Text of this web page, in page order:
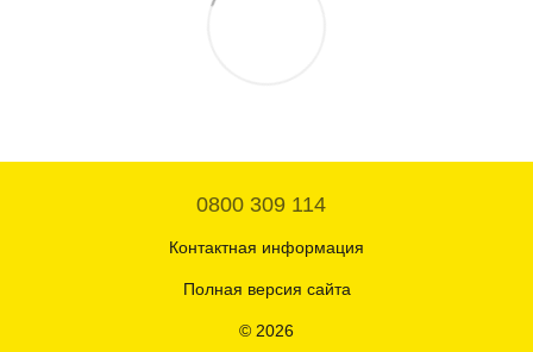
0800 309 114
Контактная информация
Полная версия сайта
© 2026